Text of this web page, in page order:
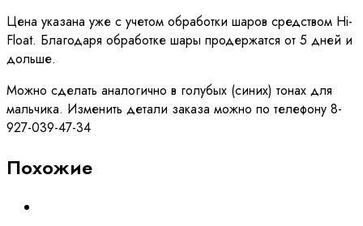
Цена указана уже с учетом обработки шаров средством Hi-
Float. Благодаря обработке шары продержатся от 5 дней и
дольше.
Можно сделать аналогично в голубых (синих) тонах для
мальчика. Изменить детали заказа можно по телефону 8-
927-039-47-34
Похожие